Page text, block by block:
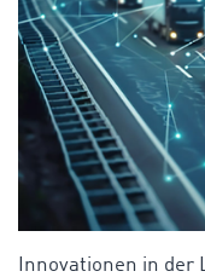
Innovationen in der